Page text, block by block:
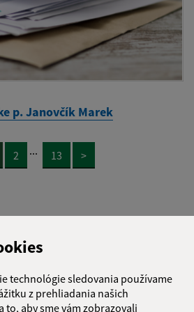
technológie sledovania používame
z prehliadania našich
to, aby sme vám zobrazovali
p. Janovčík Marek
2 ... 13 >
Napíšte nám